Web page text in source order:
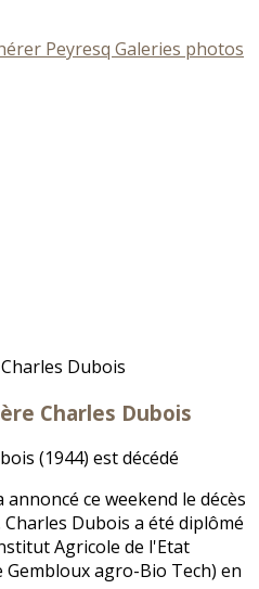
Peyresq Galeries photos
Charles Dubois
(1944) est décédé
ce weekend le décès
Dubois a été diplômé
Agricole de l'Etat
agro-Bio Tech) en